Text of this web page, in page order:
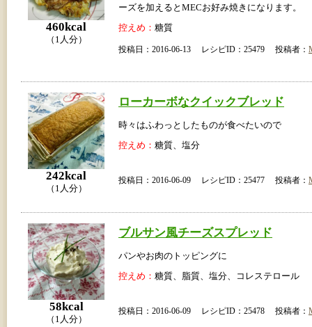
460kcal
（1人分）
ーズを加えるとMECお好み焼きになります。
控えめ： 糖質
投稿日：2016-06-13 レシピID：25479 投稿者：
242kcal
（1人分）
ローカーボなクイックブレッド
時々はふわっとしたものが食べたいので
控えめ： 糖質、塩分
投稿日：2016-06-09 レシピID：25477 投稿者：
58kcal
（1人分）
ブルサン風チーズスプレッド
パンやお肉のトッピングに
控えめ： 糖質、脂質、塩分、コレステロール
投稿日：2016-06-09 レシピID：25478 投稿者：